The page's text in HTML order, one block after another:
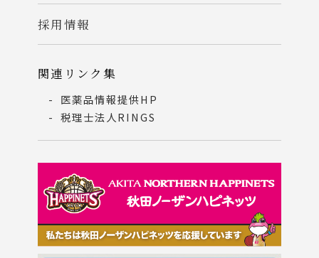
採用情報
関連リンク集
医薬品情報提供HP
税理士法人RINGS